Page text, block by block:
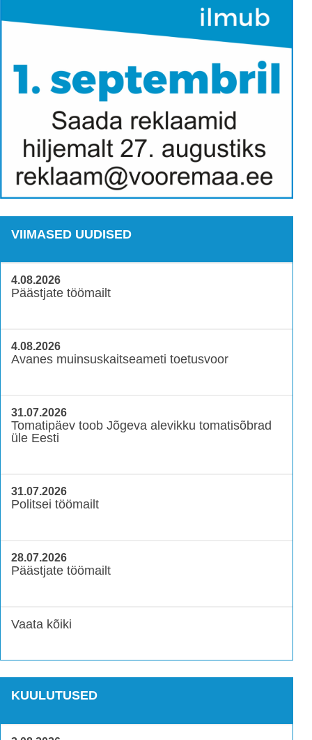
VIIMASED UUDISED
4.08.2026
Päästjate töömailt
4.08.2026
Avanes muinsuskaitseameti toetusvoor
31.07.2026
Tomatipäev toob Jõgeva alevikku tomatisõbrad
üle Eesti
31.07.2026
Politsei töömailt
28.07.2026
Päästjate töömailt
Vaata kõiki
KUULUTUSED